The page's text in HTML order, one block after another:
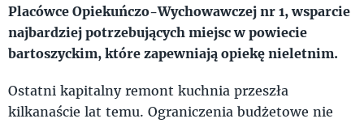
Placówce Opiekuńczo-Wychowawczej nr 1, wsparcie
najbardziej potrzebujących miejsc w powiecie
bartoszyckim, które zapewniają opiekę nieletnim.
Ostatni kapitalny remont kuchnia przeszła
kilkanaście lat temu. Ograniczenia budżetowe nie